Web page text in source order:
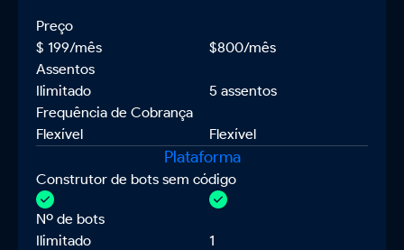
Preço
$ 199/mês
$800/mês
Assentos
Ilimitado
5 assentos
Frequência de Cobrança
Flexível
Flexível
Plataforma
Construtor de bots sem código
Nº de bots
Ilimitado
1